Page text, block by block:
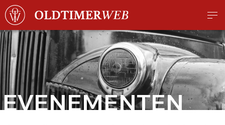
EVENEMENTEN